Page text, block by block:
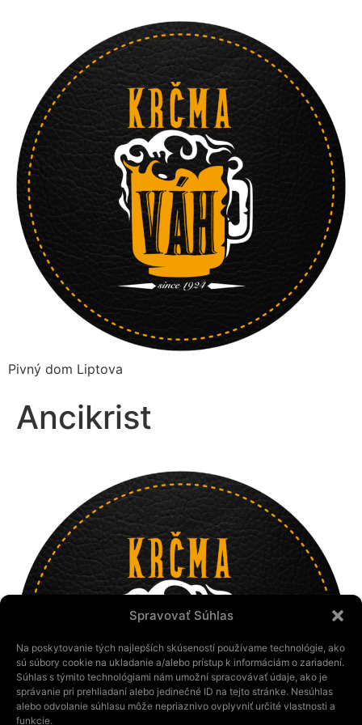
Spravovať Súhlas
Na poskytovanie tých najlepších skúseností používame technológie, ako
sú súbory cookie na ukladanie a/alebo prístup k informáciám o zariadení.
Súhlas s týmito technológiami nám umožní spracovávať údaje, ako je
správanie pri prehliadaní alebo jedinečné ID na tejto stránke. Nesúhlas
alebo odvolanie súhlasu môže nepriaznivo ovplyvniť určité vlastnosti a
funkcie.
Pivný dom Liptova
Ancikrist